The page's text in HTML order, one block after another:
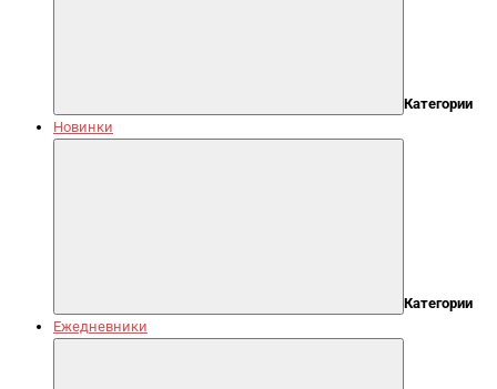
Категории
Новинки
Категории
Ежедневники